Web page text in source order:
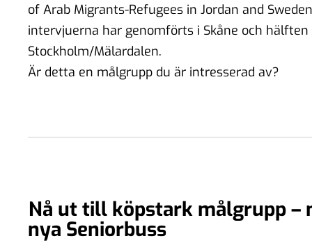
of Arab Migrants-Refugees in Jordan and
intervjuerna har genomförts i Skåne och hälften
Stockholm/Mälardalen.
Är detta en målgrupp du är intresserad av?
Nå ut till köpstark målgrupp –
nya Seniorbuss